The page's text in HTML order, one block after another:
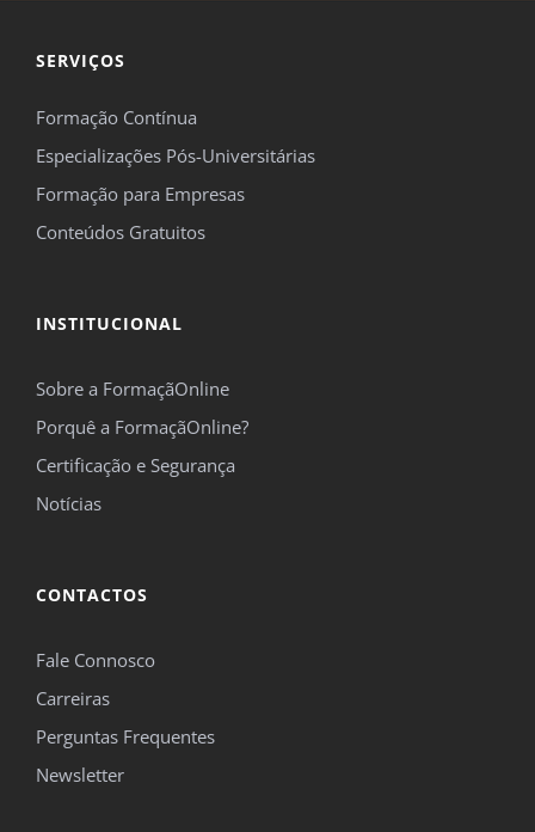
SERVIÇOS
Formação Contínua
Especializações Pós-Universitárias
Formação para Empresas
Conteúdos Gratuitos
INSTITUCIONAL
Sobre a FormaçãOnline
Porquê a FormaçãOnline?
Certificação e Segurança
Notícias
CONTACTOS
Fale Connosco
Carreiras
Perguntas Frequentes
Newsletter